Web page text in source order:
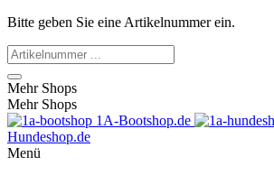
Bitte geben Sie eine Artikelnummer ein.
Mehr Shops
Mehr Shops
1A-Bootshop.de
Hundeshop.de
Menü